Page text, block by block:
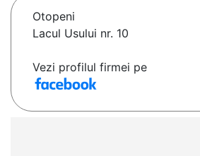
Otopeni
Lacul Usului nr. 10
Vezi profilul firmei pe